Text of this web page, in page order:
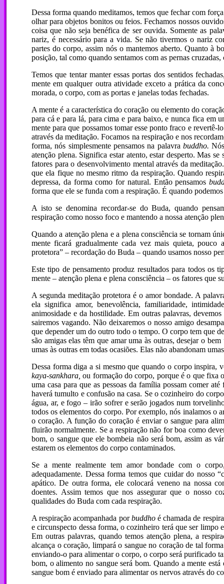
Dessa forma quando meditamos, temos que fechar com
olhar para objetos bonitos ou feios. Fechamos nossos
coisa que não seja benéfica de ser ouvida. Somente as
nariz, é necessário para a vida. Se não tivermos o nariz
partes do corpo, assim nós o mantemos aberto. Quanto à
posição, tal como quando sentamos com as pernas
Temos que tentar manter essas portas dos sentidos
mente em qualquer outra atividade exceto a prática da
morada, o corpo, com as portas e janelas todas fechadas.
A mente é a característica do coração ou elemento do
para cá e para lá, para cima e para baixo, e nunca fica em
mente para que possamos tomar esse ponto fraco e
através da meditação. Focamos na respiração e nos
forma, nós simplesmente pensamos na palavra buddho.
atenção plena. Significa estar atento, estar desperto. Mas
fatores para o desenvolvimento mental através da
que ela fique no mesmo ritmo da respiração. Quando
depressa, da forma como for natural. Então pensamos
forma que ele se funda com a respiração. É quando
A isto se denomina recordar-se do Buda, quando
respiração como nosso foco e mantendo a nossa atenção
Quando a atenção plena e a plena consciência se tornam
mente ficará gradualmente cada vez mais quieta, pouco
protetora” – recordação do Buda – quando usamos nosso
Este tipo de pensamento produz resultados para todos os
mente – atenção plena e plena consciência – os fatores que
A segunda meditação protetora é o amor bondade. A
ela significa amor, benevolência, familiaridade,
animosidade e da hostilidade. Em outras palavras,
sairemos vagando. Não deixaremos o nosso amigo
que depender um do outro todo o tempo. O corpo tem que
são amigas elas têm que amar uma às outras, desejar o
umas às outras em todas ocasiões. Elas não abandonam
Dessa forma diga a si mesmo que quando o corpo inspira,
kaya-sankhara, ou formação do corpo, porque é o que fixa
uma casa para que as pessoas da família possam comer
haverá tumulto e confusão na casa. Se o cozinheiro do
água, ar, e fogo – irão sofrer e serão jogados num
todos os elementos do corpo. Por exemplo, nós inalamos o
o coração. A função do coração é enviar o sangue para
fluirão normalmente. Se a respiração não for boa como
bom, o sangue que ele bombeia não será bom, assim as
estarem os elementos do corpo contaminados.
Se a mente realmente tem amor bondade com o
adequadamente. Dessa forma temos que cuidar do nosso
apático. De outra forma, ele colocará veneno na nossa
doentes. Assim temos que nos assegurar que o nosso
qualidades do Buda com cada respiração.
A respiração acompanhada porbuddhoé chamada de
e circunspecto dessa forma, o cozinheiro terá que ser limpo
Em outras palavras, quando temos atenção plena, a
alcança o coração, limpará o sangue no coração de tal
enviando-o para alimentar o corpo, o corpo será purificado
bom, o alimento no sangue será bom. Quando a mente
sangue bom é enviado para alimentar os nervos através do